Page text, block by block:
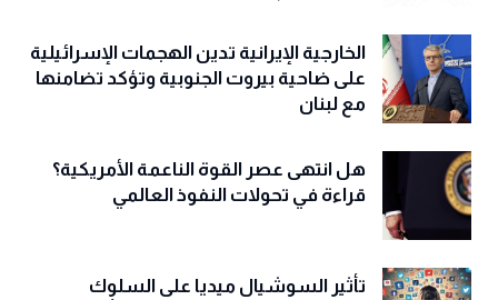
الخارجية الإيرانية تدين الهجمات الإسرائيلية
على ضاحية بيروت الجنوبية وتؤكد تضامنها
مع لبنان
هل انتهى عصر القوة الناعمة الأمريكية؟
قراءة في تحولات النفوذ العالمي
تأثير السوشيال ميديا على السلوك